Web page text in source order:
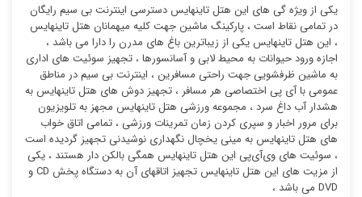
یکی از ویژه گی های این هتل تاینهایس دسترسی اینترنت بی سیم رایگان
در تمامی نقاط است ، پارکینگ ماشین جهت کلیه میهمانان هتل تاینهایس
، این هتل تاینهایس یکی از زیباترین باغ های مدرن را دارا می باشد ،
اجازه ورود حیوانات به محیط لابی و آسانسورها ، تجهیز سوئیت ‌های اداری
به ماشین ظرفشویی جهت راحتی مسافرین ، اینترنت بی سیم در مناطق
عمومی با آی پی اختصاصی هر مسافر ، تجهیز دوش های هتل تاینهایس به
هشدار آب داغ سرد ، مجموعه ورزشی هتل تاینهایس مجهز به تلویزیون
برای مرور اخبار و سپری کردن زمان تمرینات ورزشی ، تمامی اتاق خواب
های هتل تاینهایس به مینی یخچال نگهداری نوشیدنی تجهیز گردیده است
، سوئیت ‌های وی‌آی‌پی این هتل تاینهایس همگی بالکن دار هستند ، یکی
از مزیت های این هتل تاینهایس تجهیز اتاقهای آن به دستگاه پخش CD و
DVD می باشد ،